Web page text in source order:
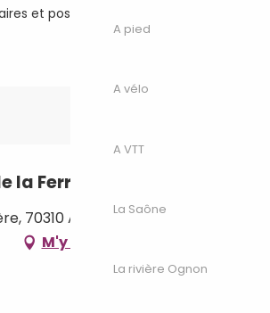
A pied
A vélo
A VTT
La Saône
La rivière Ognon
et postaux
la Ferrière
70310 Amont-et-Effreney
M'y rendre